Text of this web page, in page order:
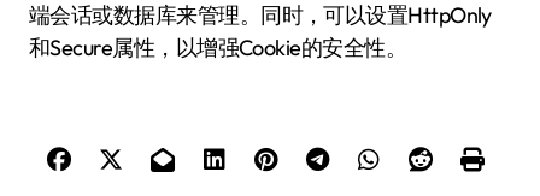
端会话或数据库来管理。同时，可以设置HttpOnly
和Secure属性，以增强Cookie的安全性。